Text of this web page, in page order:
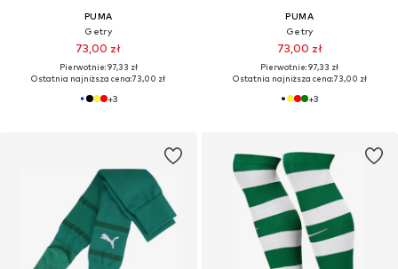
PUMA
Getry
73,00 zł
Pierwotnie: 97,33 zł
Ostatnia najniższa cena:73,00 zł
+3
PUMA
Getry
73,00 zł
Pierwotnie: 97,33 zł
Ostatnia najniższa cena:73,00 zł
+3